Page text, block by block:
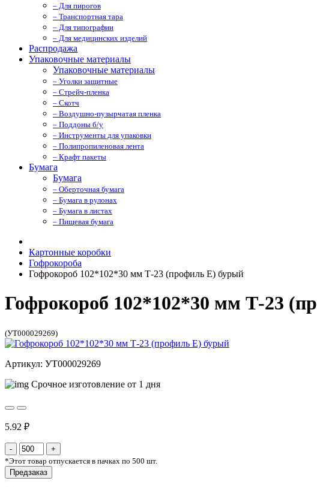
– Для пирогов
– Транспортная тара
– Для типографии
– Для медицинских изделий
Распродажа
Упаковочные материалы
Упаковочные материалы
– Уголки защитные
– Стрейч-пленка
– Скотч
– Воздушно-пузырчатая пленка
– Поддоны б/у
– Инструменты для упаковки
– Полипропиленовая лента
– Крафт пакеты
Бумага
Бумага
– Оберточная бумага
– Бумага в рулонах
– Бумага в листах
– Пищевая бумага
Картонные коробки
Гофрокороба
Гофрокороб 102*102*30 мм Т-23 (профиль E) бурый
Гофрокороб 102*102*30 мм Т-23
(УТ000029269)
Артикул: УТ000029269
Срочное изготовление от 1 дня
5.92 ₽
*Этот товар отпускается в пачках по 500 шт.
Предзаказ